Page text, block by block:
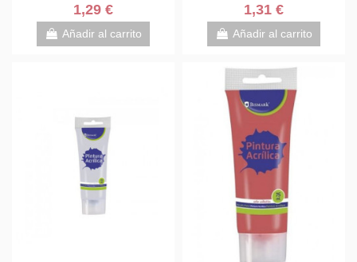
1,29 €
Añadir al carrito
1,31 €
Añadir al carrito